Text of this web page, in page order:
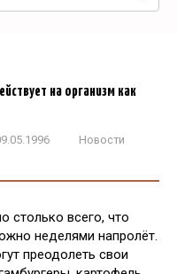
на организм как
Новости
столько всего, что
неделями напролёт.
преодолеть свои